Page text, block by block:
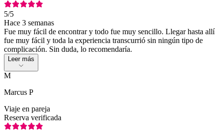
5/5
Hace 3 semanas
Fue muy fácil de encontrar y todo fue muy sencillo. Llegar hasta allí
fue muy fácil y toda la experiencia transcurrió sin ningún tipo de
complicación. Sin duda, lo recomendaría.
Leer más
M
Marcus P
Viaje en pareja
Reserva verificada